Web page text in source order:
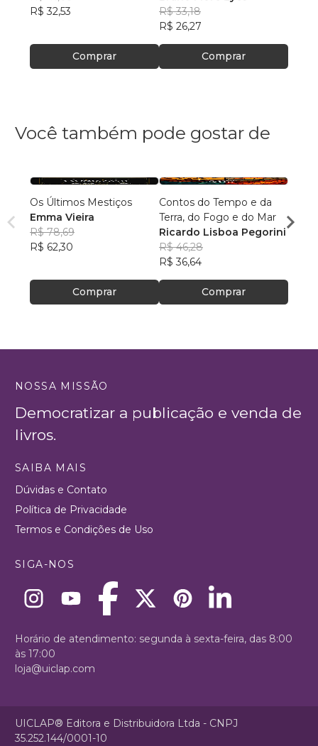
R$ 32,53
Comprar
R$ 33,18
R$ 26,27
Comprar
Você também pode gostar de
Os Últimos Mestiços
Emma Vieira
R$ 78,69
R$ 62,30
Comprar
Contos do Tempo e da
Terra, do Fogo e do Mar
Ricardo Lisboa Pegorini
R$ 46,28
R$ 36,64
Comprar
NOSSA MISSÃO
Democratizar a publicação e venda de
livros.
SAIBA MAIS
Dúvidas e Contato
Política de Privacidade
Termos e Condições de Uso
SIGA-NOS
Horário de atendimento: segunda à sexta-feira, das 8:00
às 17:00
loja@uiclap.com
UICLAP® Editora e Distribuidora Ltda - CNPJ
35.252.144/0001-10